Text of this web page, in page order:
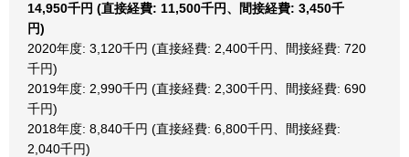
14,950千円 (直接経費: 11,500千円、間接経費: 3,450千
円)
2020年度: 3,120千円 (直接経費: 2,400千円、間接経費: 720
千円)
2019年度: 2,990千円 (直接経費: 2,300千円、間接経費: 690
千円)
2018年度: 8,840千円 (直接経費: 6,800千円、間接経費:
2,040千円)